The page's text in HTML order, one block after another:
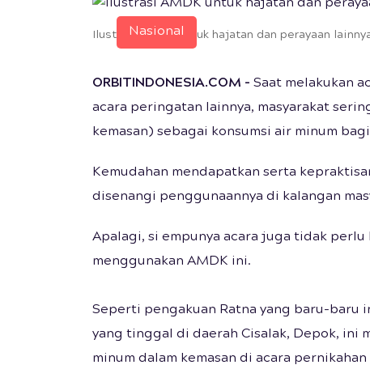
Ilustrasi AMDK untuk hajatan dan perayaan
Nasional
ORBITINDONESIA.COM - Saat melakukan
acara peringatan lainnya, masyarakat
kemasan) sebagai konsumsi air minum
Kemudahan mendapatkan serta
disenangi penggunaannya di kalangan
Apalagi, si empunya acara juga tidak
menggunakan AMDK ini.
Seperti pengakuan Ratna yang baru-baru
yang tinggal di daerah Cisalak, Depok, ini
minum dalam kemasan di acara pernikahan